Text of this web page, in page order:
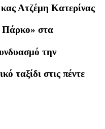
Ατζέμη Κατερίνας
Πάρκο» στα
την
ταξίδι στις πέντε